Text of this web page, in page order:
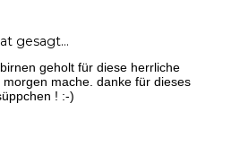
gesagt…
geholt für diese herrliche
mache. danke für dieses
! :-)